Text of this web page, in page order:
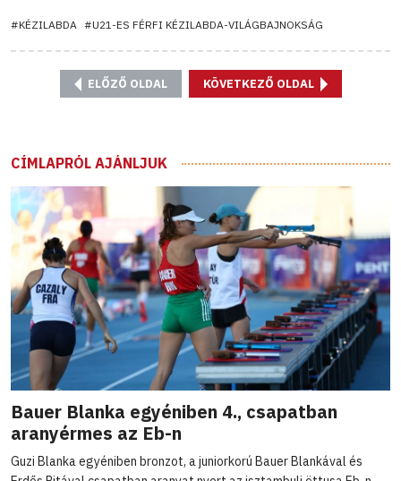
#KÉZILABDA #U21-ES FÉRFI KÉZILABDA-VILÁGBAJNOKSÁG
ELŐZŐ OLDAL KÖVETKEZŐ OLDAL
CÍMLAPRÓL AJÁNLJUK
Bauer Blanka egyéniben 4., csapatban
aranyérmes az Eb-n
Guzi Blanka egyéniben bronzot, a juniorkorú Bauer Blankával és